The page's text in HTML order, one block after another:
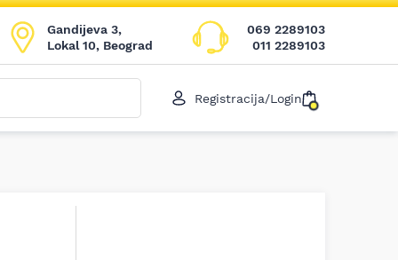
Gandijeva 3,
Lokal 10, Beograd
069 2289103
011 2289103
Registracija/Login